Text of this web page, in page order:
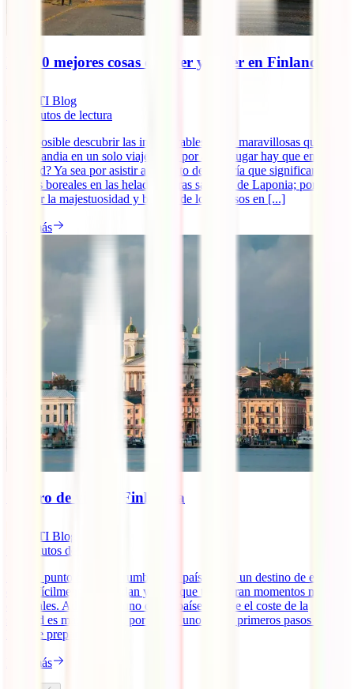
Las 10 mejores cosas que ver y hacer en Finlandia
IATI Blog
minutos de lectura
Es imposible descubrir las innumerables cosas maravillosas que ver
en Finlandia en un solo viaje. Pero por algún lugar hay que empezar,
¿verdad? Ya sea por asistir a ese acto de brujería que significan las
auroras boreales en las heladas tierras salvajes de Laponia; por
admirar la majestuosidad y belleza de los de osos en [...]
Leer más
Seguro de viaje a Finlandia
IATI Blog
minutos de lectura
Estás a punto de poner rumbo a un país único, un destino de esos
que difícilmente se olvidan y en el que te esperan momentos muy
especiales. Además, es uno de los países donde el coste de la
sanidad es más elevado, por lo que uno de los primeros pasos a la
hora de preparar [...]
Leer más